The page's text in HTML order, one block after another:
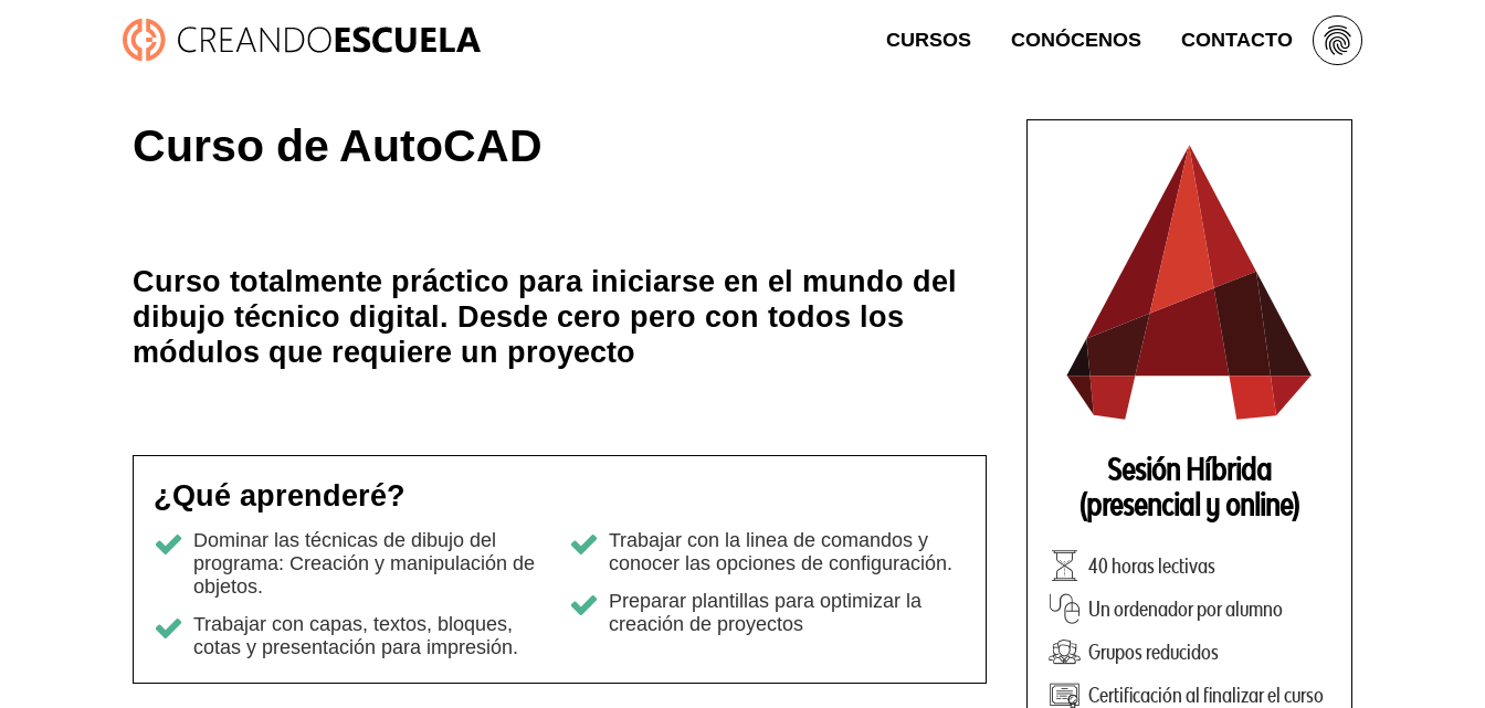
CURSOS CONÓCENOS CONTACTO
Curso de AutoCAD
Sesión Híbrida
(presencial y online)
40 horas lectivas
Un ordenador por alumno
Grupos reducidos
Certificación al finalizar el curso
Curso totalmente práctico para iniciarse en el mundo del
dibujo técnico digital. Desde cero pero con todos los
módulos que requiere un proyecto
¿Qué aprenderé?
Dominar las técnicas de dibujo del
programa: Creación y manipulación de
objetos.
Trabajar con capas, textos, bloques,
cotas y presentación para impresión.
Trabajar con la linea de comandos y
conocer las opciones de configuración.
Preparar plantillas para optimizar la
creación de proyectos